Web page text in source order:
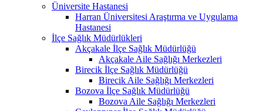
Üniversite Hastanesi
Harran Üniversitesi Araştırma ve Uygulama
Hastanesi
İlçe Sağlık Müdürlükleri
Akçakale İlçe Sağlık Müdürlüğü
Akçakale Aile Sağlığı Merkezleri
Birecik İlçe Sağlık Müdürlüğü
Birecik Aile Sağlığı Merkezleri
Bozova İlçe Sağlık Müdürlüğü
Bozova Aile Sağlığı Merkezleri